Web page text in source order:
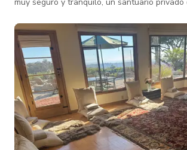
un dormitorio con cama Queen, baño,
enorme terraza exterior. El Ático Turquesa en el tercer piso
tiene un dormitorio principal, tres baños
terraza panorámica en la azotea, una gran
comedor, ad